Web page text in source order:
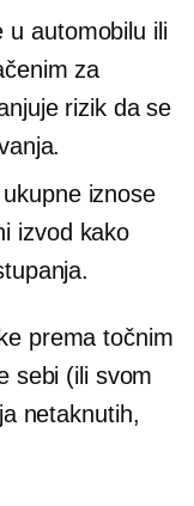
u automobilu ili
za
rizik da se
iznose
izvod kako
prema točnim
sebi (ili svom
netaknutih,